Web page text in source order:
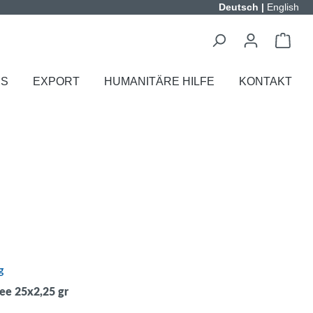
Deutsch | English
EXPORT HUMANITÄRE HILFE KONTAKT
25x2,25 gr